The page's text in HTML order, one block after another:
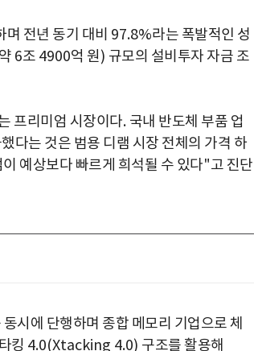
며 전년 동기 대비 97.8%라는 폭발적인 성
약 6조 4900억 원) 규모의 설비투자 자금 조
프리미엄 시장이다. 국내 반도체 부품 업
다는 것은 범용 디램 시장 전체의 가격 하
예상보다 빠르게 희석될 수 있다"고 진단
시에 단행하며 종합 메모리 기업으로 체
킹 4.0(Xtacking 4.0) 구조를 활용해